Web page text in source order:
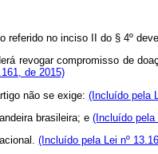
referido no inciso II do § 4º
revogar compromisso de
de 2015)
não se exige: (Incluído pela
brasileira; e (Incluído pela
(Incluído pela Lei nº